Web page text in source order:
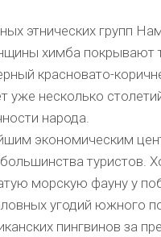
этнических групп
химба покрывают
красновато-
уже несколько
народа.
экономическим
туристов.
морскую фауну у
угодий южного
пингвинов за